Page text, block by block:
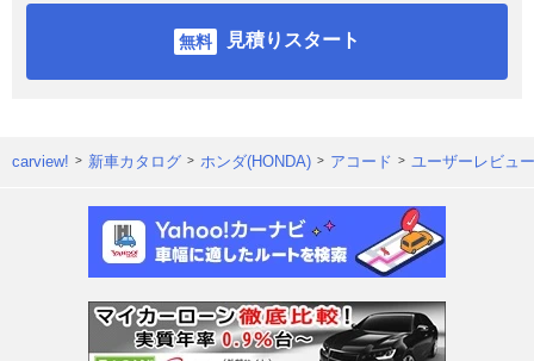
見積りスタート
carview! 新車カタログ ホンダ(HONDA) アコード ユーザーレビュ